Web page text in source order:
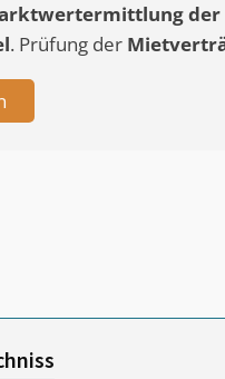
der
. Prüfung der